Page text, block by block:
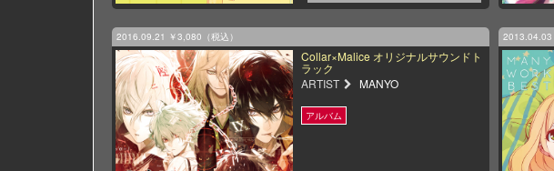
2016.09.21 ￥3,080（税込）
Collar×Malice オリジナルサウンドト
ラック
ARTIST
MANYO
2013.04.03